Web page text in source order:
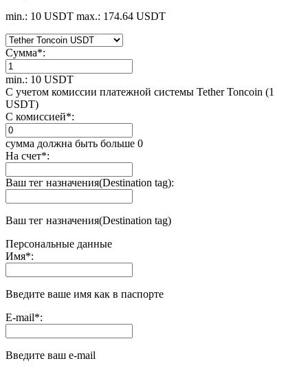
min.: 10 USDT max.: 174.64 USDT
Сумма*:
min.: 10 USDT
С учетом комиссии платежной системы Tether Toncoin (1
USDT)
С комиссией*:
сумма должна быть больше 0
На счет*:
Ваш тег назначения(Destination tag):
Ваш тег назначения(Destination tag)
Персональные данные
Имя*:
Введите ваше имя как в паспорте
E-mail*:
Введите ваш e-mail